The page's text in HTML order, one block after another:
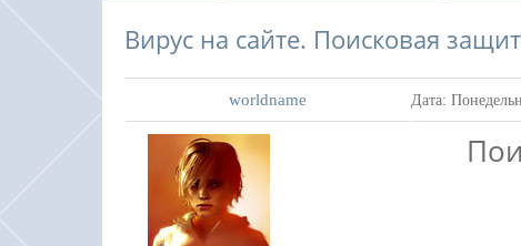
Вирус на сайте. Поисковая
worldname Дата: